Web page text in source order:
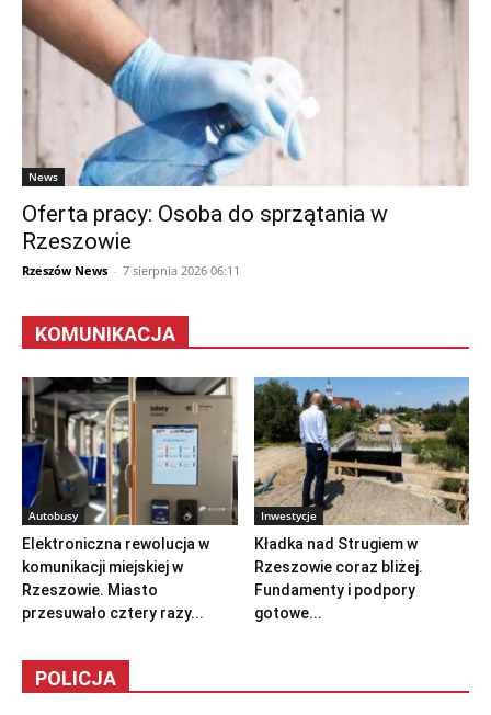
News
Oferta pracy: Osoba do sprzątania w
Rzeszowie
Rzeszów News - 7 sierpnia 2026 06:11
KOMUNIKACJA
Autobusy
Elektroniczna rewolucja w
komunikacji miejskiej w
Rzeszowie. Miasto
przesuwało cztery razy...
Inwestycje
Kładka nad Strugiem w
Rzeszowie coraz bliżej.
Fundamenty i podpory
gotowe...
POLICJA